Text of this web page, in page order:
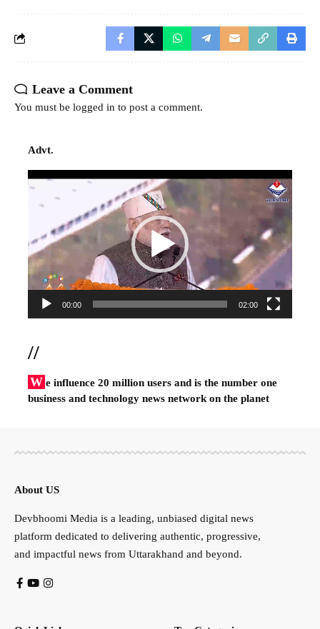
Leave a Comment
You must be logged in to post a comment.
Advt.
Video
00:00 02:00
//
W e influence 20 million users and is the number one
business and technology news network on the planet
About US
Devbhoomi Media is a leading, unbiased digital news
platform dedicated to delivering authentic, progressive,
and impactful news from Uttarakhand and beyond.